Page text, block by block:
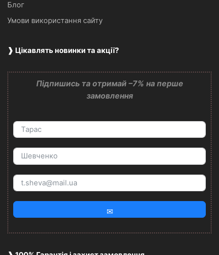
Блог
Умови використання сайту
❱ Цікавлять новинки та акції?
Підпишись та отримай –7% на перше
замовлення
✉